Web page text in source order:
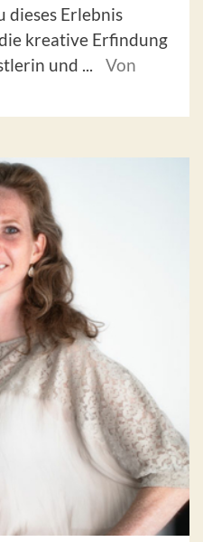
dieses Erlebnis
kreative Erfindung
und ...
Von